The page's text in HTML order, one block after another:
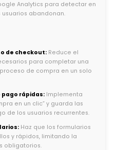
Analytics para detectar en
abandonan.
de checkout: Reduce el
para completar una
de compra en un solo
pago rápidas: Implementa
en un clic” y guarda las
de los usuarios recurrentes.
Haz que los formularios
y rápidos, limitando la
obligatorios.